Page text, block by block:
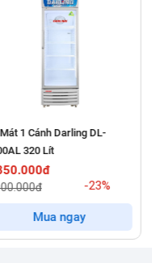
3600A3
chính là tích hợp
, tối ưu chi phí vận
ồn – phù hợp cho quán
1 Cánh Darling DL-
320 Lít
-23%
Mua ngay